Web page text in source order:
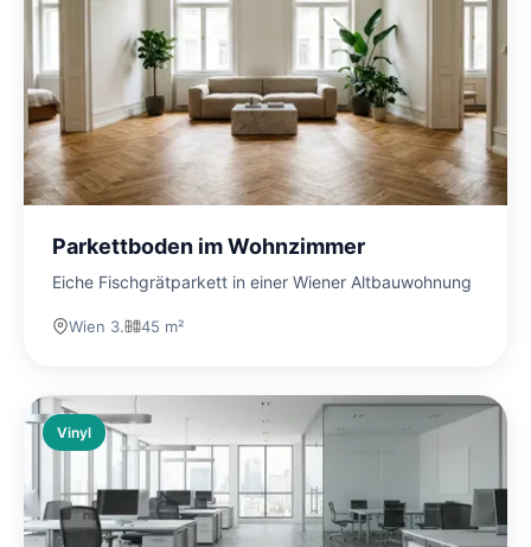
Parkettboden im Wohnzimmer
Eiche Fischgrätparkett in einer Wiener Altbauwohnung
Wien 3. 45 m²
Vinyl